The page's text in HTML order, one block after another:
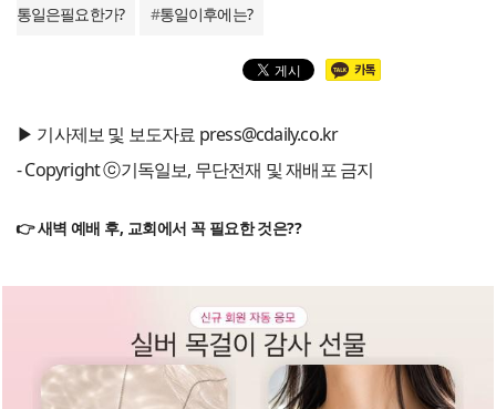
통일은필요한가?
#통일이후에는?
▶ 기사제보 및 보도자료 press@cdaily.co.kr
- Copyright ⓒ기독일보, 무단전재 및 재배포 금지
👉 새벽 예배 후, 교회에서 꼭 필요한 것은??